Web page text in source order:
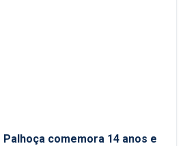
Palhoça comemora 14 anos e